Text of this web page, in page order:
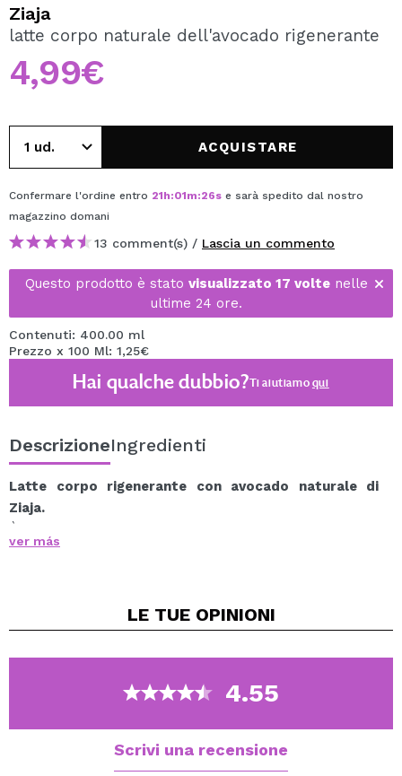
Creando un account su Maquibeauty.it potrai fare i tuoi
acquisti velocemente, controllare lo stato dei tuoi ordini e
consultare le tue operazioni precedenti.
CREARE UN ACCOUNT
Ziaja
latte corpo naturale dell'avocado rigenerante
4,99€
ACQUISTARE
Confermare l'ordine entro 21h:01m:26s e sarà spedito dal nostro
magazzino domani
13 comment(s) / Lascia un commento
Questo prodotto è stato visualizzato 17 volte nelle
ultime 24 ore.
Contenuti: 400.00 ml
Prezzo x 100 Ml: 1,25€
Hai qualche dubbio?Ti aiutiamoqui
DescrizioneIngredienti
Latte corpo rigenerante con avocado naturale di
Ziaja.
È una lozione per il corpo che nutre la pelle secca e
spenta. Ripristina il deficit lipidico ripristinando il
perdita di acqua transepidermica del 28%.
Non contiene parabeni o coloranti.
Accedi a tutti i prodotti della linea avocado attraverso
ver más
LE TUE OPINIONI
4.55
Scrivi una recensione